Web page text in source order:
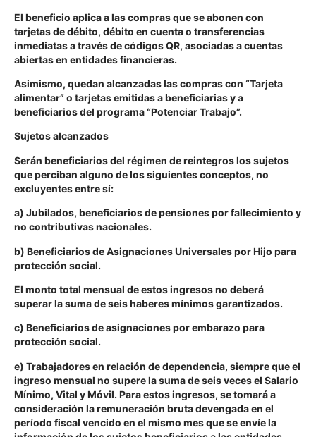
El beneficio aplica a las compras que se abonen con
tarjetas de débito, débito en cuenta o transferencias
inmediatas a través de códigos QR, asociadas a cuentas
abiertas en entidades financieras.
Asimismo, quedan alcanzadas las compras con “Tarjeta
alimentar” o tarjetas emitidas a beneficiarias y a
beneficiarios del programa “Potenciar Trabajo”.
Sujetos alcanzados
Serán beneficiarios del régimen de reintegros los sujetos
que perciban alguno de los siguientes conceptos, no
excluyentes entre sí:
a) Jubilados, beneficiarios de pensiones por fallecimiento y
no contributivas nacionales.
b) Beneficiarios de Asignaciones Universales por Hijo para
protección social.
El monto total mensual de estos ingresos no deberá
superar la suma de seis haberes mínimos garantizados.
c) Beneficiarios de asignaciones por embarazo para
protección social.
e) Trabajadores en relación de dependencia, siempre que el
ingreso mensual no supere la suma de seis veces el Salario
Mínimo, Vital y Móvil. Para estos ingresos, se tomará a
consideración la remuneración bruta devengada en el
período fiscal vencido en el mismo mes que se envíe la